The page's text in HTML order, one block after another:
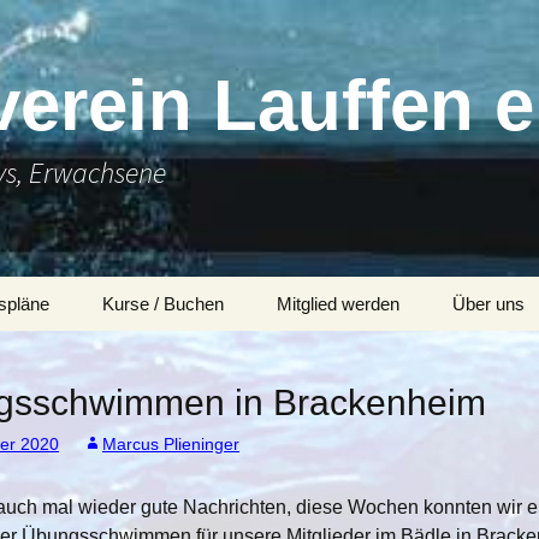
Lauffen
Erwachsene
Kurse / Buchen
Wichtige Hinweise
Kurs buchen
Präventivkurse
Aquapower (Aquafitness
für Wasserratten)
Fitness- und
Aqua-ZUMBA
Mitglied werden Über uns
Zertifikate
Mitglied
in Brackenheim
2020 Marcus Plieninger
mal wieder gute Nachrichten, diese Wochen konnten wir